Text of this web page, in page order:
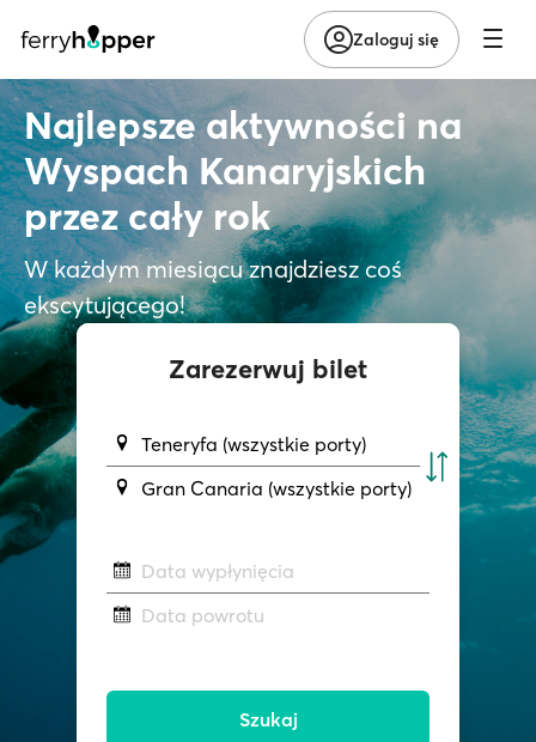
Zaloguj się
Najlepsze aktywności na
Wyspach Kanaryjskich
przez cały rok
W każdym miesiącu znajdziesz coś
ekscytującego!
Zarezerwuj bilet
Teneryfa (wszystkie porty)
Gran Canaria (wszystkie porty)
Data wypłynięcia
Data powrotu
Szukaj